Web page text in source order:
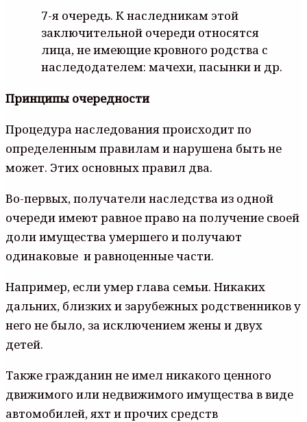
7-я очередь. К наследникам этой
заключительной очереди относятся
лица, не имеющие кровного родства с
наследодателем: мачехи, пасынки и др.
Принципы очередности
Процедура наследования происходит по
определенным правилам и нарушена быть не
может. Этих основных правил два.
Во-первых, получатели наследства из одной
очереди имеют равное право на получение своей
доли имущества умершего и получают
одинаковые и равноценные части.
Например, если умер глава семьи. Никаких
дальних, близких и зарубежных родственников у
него не было, за исключением жены и двух
детей.
Также гражданин не имел никакого ценного
движимого или недвижимого имущества в виде
автомобилей, яхт и прочих средств